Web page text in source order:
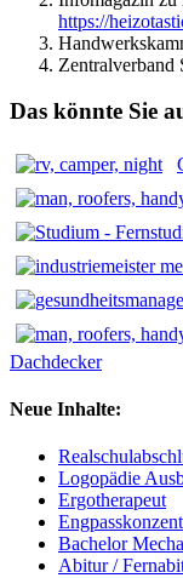
https://
Zentralverband
Das könnte Sie
Dachdecker
Neue Inhalte:
Logopädie
Ergotherapeut
Bachelor
Abitur /